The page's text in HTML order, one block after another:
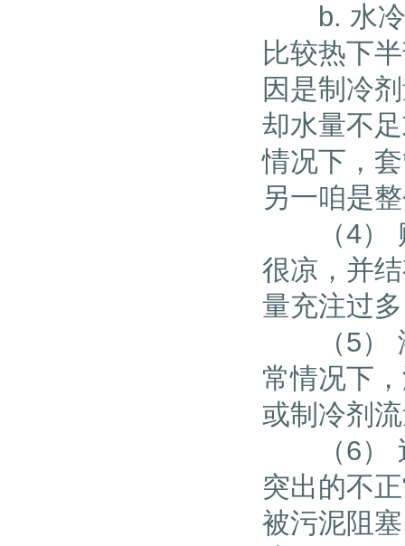
b. 水冷
比较热下
因是制冷
却水量不
情况下，
另一咱是
（4） 贮
很凉，并
量充注过
（5） 液
常情况下
或制冷剂
（6） 过
突出的不
被污泥阻